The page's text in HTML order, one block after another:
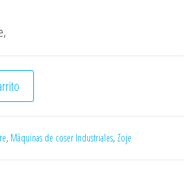
1,680.00€.
actual es: 1,450.00€.
, Máquinas de coser Industriales, Zoje